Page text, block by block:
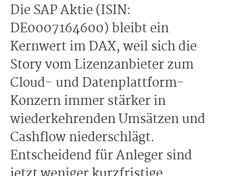
Die SAP Aktie (ISIN:
DE0007164600) bleibt ein
Kernwert im DAX, weil sich die
Story vom Lizenzanbieter zum
Cloud- und Datenplattform-
Konzern immer stärker in
wiederkehrenden Umsätzen und
Cashflow niederschlägt.
Entscheidend für Anleger sind